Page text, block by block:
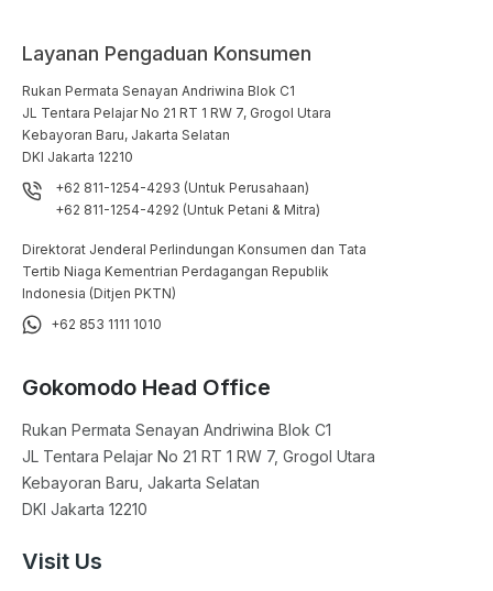
Layanan Pengaduan Konsumen
Rukan Permata Senayan Andriwina Blok C1
JL Tentara Pelajar No 21 RT 1 RW 7, Grogol Utara
Kebayoran Baru, Jakarta Selatan
DKI Jakarta 12210
+62 811-1254-4293 (Untuk Perusahaan)
+62 811-1254-4292 (Untuk Petani & Mitra)
Direktorat Jenderal Perlindungan Konsumen dan Tata
Tertib Niaga Kementrian Perdagangan Republik
Indonesia (Ditjen PKTN)
+62 853 1111 1010
Gokomodo Head Office
Rukan Permata Senayan Andriwina Blok C1
JL Tentara Pelajar No 21 RT 1 RW 7, Grogol Utara
Kebayoran Baru, Jakarta Selatan
DKI Jakarta 12210
Visit Us